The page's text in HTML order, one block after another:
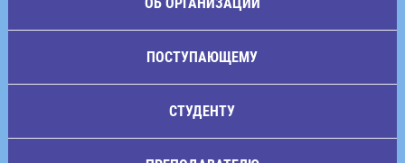
ПОСТУПАЮЩЕМУ
СТУДЕНТУ